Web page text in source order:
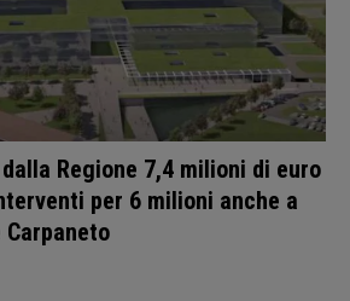
Regione 7,4 milioni di euro
per 6 milioni anche a